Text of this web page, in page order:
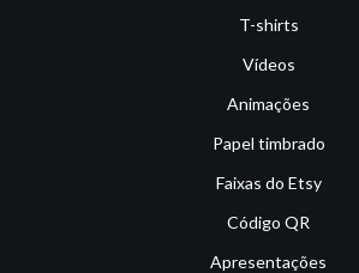
T-shirts
Vídeos
Animações
Papel timbrado
Faixas do Etsy
Código QR
Apresentações